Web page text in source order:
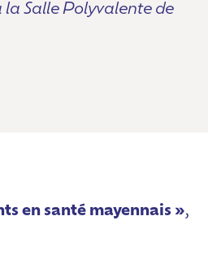
la Salle Polyvalente de
en santé mayennais »,